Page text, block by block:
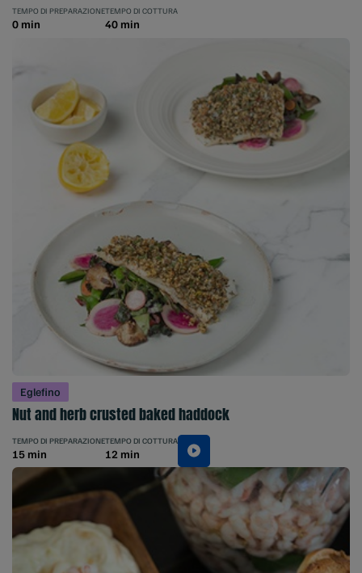
TEMPO DI PREPARAZIONE
0 min
TEMPO DI COTTURA
40 min
Eglefino
Nut and herb crusted baked haddock
TEMPO DI PREPARAZIONE
15 min
TEMPO DI COTTURA
12 min